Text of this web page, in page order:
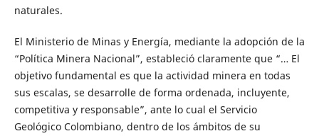
naturales.
El Ministerio de Minas y Energía, mediante la adopción de la
“Política Minera Nacional”, estableció claramente que “… El
objetivo fundamental es que la actividad minera en todas
sus escalas, se desarrolle de forma ordenada, incluyente,
competitiva y responsable”, ante lo cual el Servicio
Geológico Colombiano, dentro de los ámbitos de su